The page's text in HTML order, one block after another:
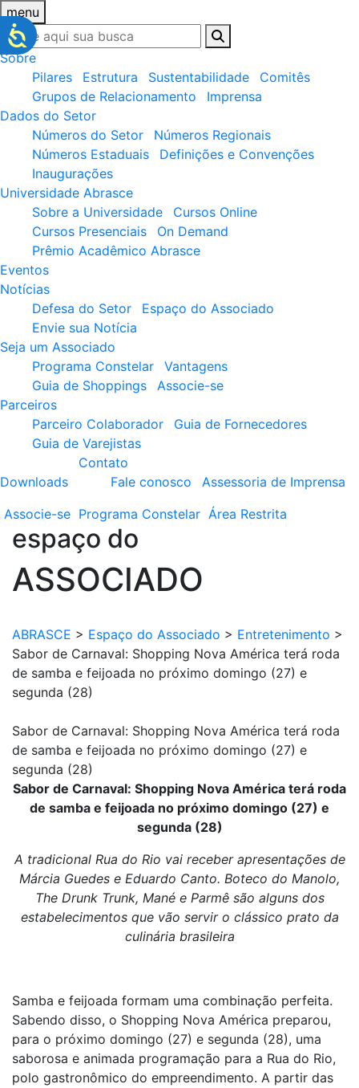
menu
Sobre
Pilares
Estrutura Sustentabilidade
Comitês
Grupos de Relacionamento
Imprensa
Dados do Setor
Números do Setor
Números Regionais
Números Estaduais
Definições e Convenções
Inaugurações
Universidade Abrasce
Sobre a Universidade
Cursos Online
Cursos Presenciais
On Demand
Prêmio Acadêmico Abrasce
Eventos
Notícias
Defesa do Setor
Espaço do Associado
Envie sua Notícia
Seja um Associado
Programa Constelar
Vantagens
Guia de Shoppings
Associe-se
Parceiros
Parceiro Colaborador
Guia de Fornecedores
Guia de Varejistas
Downloads
Contato
Fale conosco
Assessoria de Imprensa
Associe-se Programa Constelar Área Restrita
espaço do
ASSOCIADO
ABRASCE > Espaço do Associado > Entretenimento >
Sabor de Carnaval: Shopping Nova América terá roda
de samba e feijoada no próximo domingo (27) e
segunda (28)
Sabor de Carnaval: Shopping Nova América terá roda
de samba e feijoada no próximo domingo (27) e
segunda (28)
Sabor de Carnaval: Shopping Nova América terá roda
de samba e feijoada no próximo domingo (27) e
segunda (28)
A tradicional Rua do Rio vai receber apresentações de
Márcia Guedes e Eduardo Canto. Boteco do Manolo,
The Drunk Trunk, Mané e Parmê são alguns dos
estabelecimentos que vão servir o clássico prato da
culinária brasileira
Samba e feijoada formam uma combinação perfeita.
Sabendo disso, o Shopping Nova América preparou,
para o próximo domingo (27) e segunda (28), uma
saborosa e animada programação para a Rua do Rio,
polo gastronômico do empreendimento. A partir das